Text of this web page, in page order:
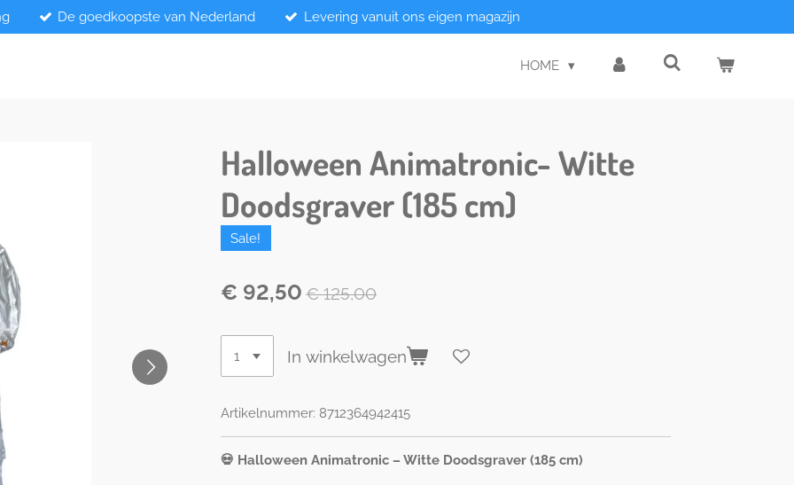
De goedkoopste van Nederland Levering vanuit ons eigen magazijn
HOME
Halloween Animatronic- Witte
Doodsgraver (185 cm)
Sale!
€ 92,50 € 125,00
In winkelwagen
Artikelnummer: 8712364942415
💀 Halloween Animatronic – Witte Doodsgraver (185 cm)